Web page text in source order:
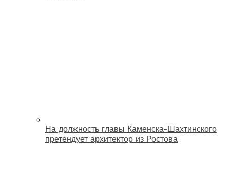
На должность главы Каменска-Шахтинского
претендует архитектор из Ростова